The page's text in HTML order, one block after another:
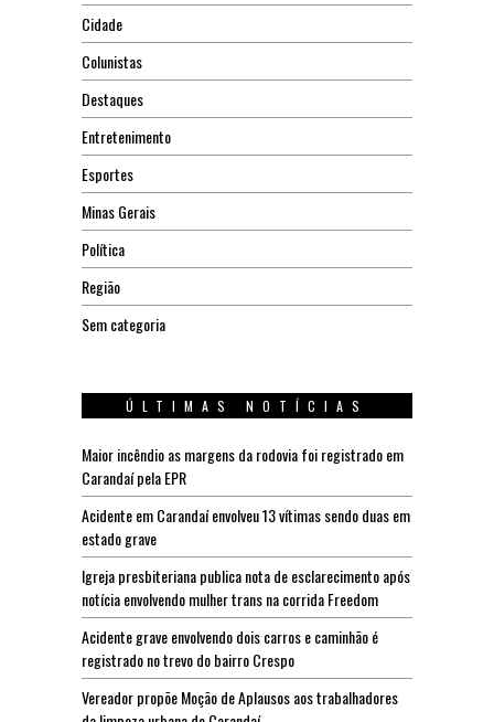
Cidade
Colunistas
Destaques
Entretenimento
Esportes
Minas Gerais
Política
Região
Sem categoria
ÚLTIMAS NOTÍCIAS
Maior incêndio as margens da rodovia foi registrado em
Carandaí pela EPR
Acidente em Carandaí envolveu 13 vítimas sendo duas em
estado grave
Igreja presbiteriana publica nota de esclarecimento após
notícia envolvendo mulher trans na corrida Freedom
Acidente grave envolvendo dois carros e caminhão é
registrado no trevo do bairro Crespo
Vereador propõe Moção de Aplausos aos trabalhadores